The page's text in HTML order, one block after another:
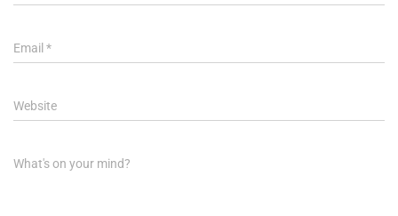
Email *
Website
What's on your mind?